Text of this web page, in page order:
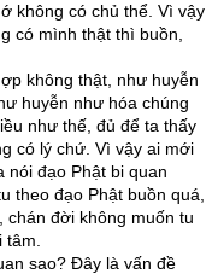
không có chủ thể. Vì vậy
có mình thật thì buồn,
không thật, như huyễn
huyễn như hóa chúng
như thế, đủ để ta thấy
có lý chứ. Vì vậy ai mới
nói đạo Phật bi quan
theo đạo Phật buồn quá,
chán đời không muốn tu
sao? Đây là vấn đề